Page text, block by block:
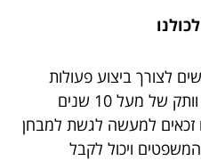
לצורך ביצוע פעולות
נוטריוניות הם עורכי דין בעלי וותק של מעל 10 שנים
למעשה לגשת למבחן
ויכול לקבל